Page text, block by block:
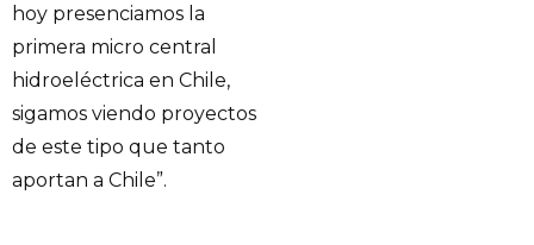
hoy presenciamos la
primera micro central
hidroeléctrica en Chile,
sigamos viendo proyectos
de este tipo que tanto
aportan a Chile”.